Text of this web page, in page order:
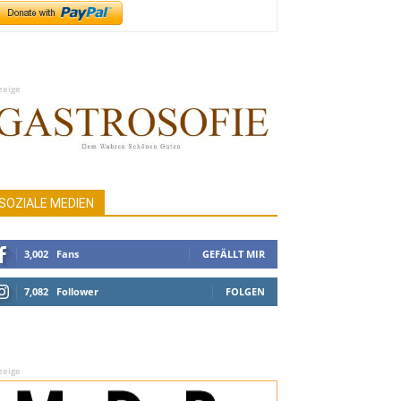
MEDIEN
3,002 Fans GEFÄLLT MIR
7,082 Follower FOLGEN